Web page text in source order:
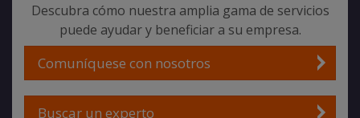
Descubra cómo nuestra amplia gama de servicios
puede ayudar y beneficiar a su empresa.
Comuníquese con nosotros
Buscar un experto